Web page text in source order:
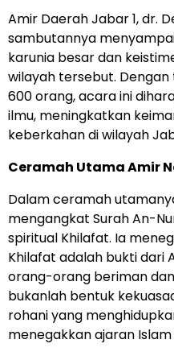
Amir Daerah Jabar 1, dr.
sambutannya
karunia besar dan
wilayah tersebut.
600 orang, acara ini
ilmu, meningkatkan
keberkahan di wilayah
Ceramah Utama Amir
Dalam ceramah
mengangkat Surah An-
spiritual Khilafat. Ia
Khilafat adalah bukti dari
orang-orang beriman
bukanlah bentuk
rohani yang
menegakkan ajaran Islam